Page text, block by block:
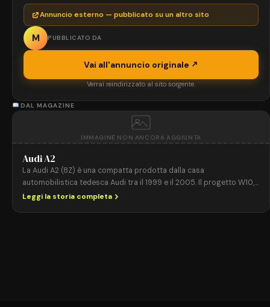
Annuncio esterno — pubblicato su un altro sito
M PUBBLICATO DA
Vai all'annuncio originale
Verrai reindirizzato al sito sorgente.
DAL MAGAZINE
IMMAGINE NON ANCORA AGGIUNTA
Audi A2
La Audi A2 (8Z) è una compatta prodotta dalla casa
automobilistica tedesca Audi tra il 1999 e il 2005. Il progetto W10,
avviato nel 1996, propose l’uso massiccio dell’alluminio per la
Leggi la storia completa